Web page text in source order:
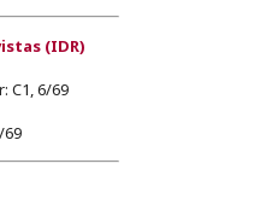
(IDR)
C1, 6/69
69